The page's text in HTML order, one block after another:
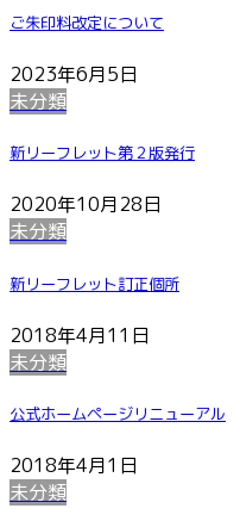
ご朱印料改定について
2023年6月5日
未分類
新リーフレット第２版発行
2020年10月28日
未分類
新リーフレット訂正個所
2018年4月11日
未分類
公式ホームページリニューアル
2018年4月1日
未分類